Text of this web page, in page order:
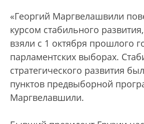
«Георгий Маргвелашвили
курсом стабильного
взяли с 1 октября прошлого
парламентских выборах.
стратегического развития
пунктов предвыборной
Маргвелавшили.